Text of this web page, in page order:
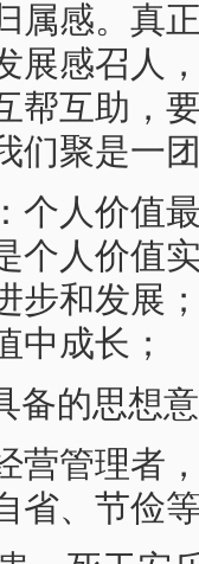
属感。真
展感召人
帮互助，
们聚是一
人价值
个人价值
步和发展
中成长；
备的思想
管理者
省、节俭